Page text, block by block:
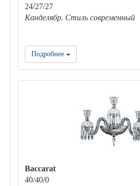
24/27/27
Канделябр. Стиль современный
Подробнее
Baccarat
40/40/0